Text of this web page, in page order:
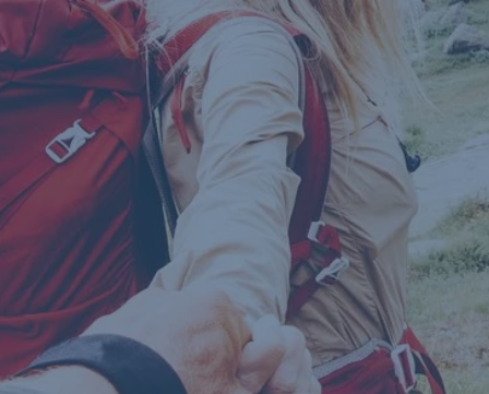
Navigáció
kihagyása
Törlesztési nehézségek átmeneti enyhítésére
A hosszú távú fizetőképesség megőrzésére